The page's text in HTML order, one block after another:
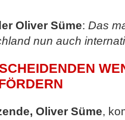
Oliver Süme: Das
nun auch
Oliver Süme,